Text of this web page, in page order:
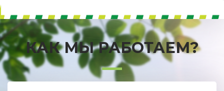
КАК МЫ РАБОТАЕМ?